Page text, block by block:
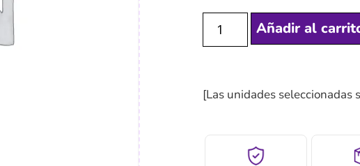
Añadir al
[Las unidades seleccionadas